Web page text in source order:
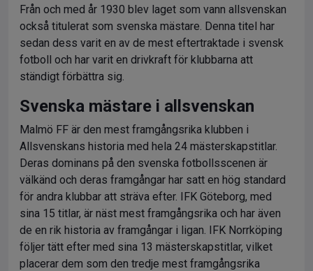
Från och med år 1930 blev laget som vann allsvenskan
också titulerat som svenska mästare. Denna titel har
sedan dess varit en av de mest eftertraktade i svensk
fotboll och har varit en drivkraft för klubbarna att
ständigt förbättra sig.
Svenska mästare i allsvenskan
Malmö FF är den mest framgångsrika klubben i
Allsvenskans historia med hela 24 mästerskapstitlar.
Deras dominans på den svenska fotbollsscenen är
välkänd och deras framgångar har satt en hög standard
för andra klubbar att sträva efter. IFK Göteborg, med
sina 15 titlar, är näst mest framgångsrika och har även
de en rik historia av framgångar i ligan. IFK Norrköping
följer tätt efter med sina 13 mästerskapstitlar, vilket
placerar dem som den tredje mest framgångsrika